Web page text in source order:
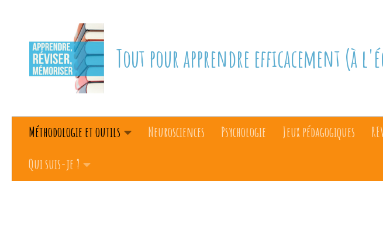
Tout pour apprendre efficacement (à
Méthodologie et outils Neurosciences Psychologie Jeux pédagogiques
Qui suis-je ?